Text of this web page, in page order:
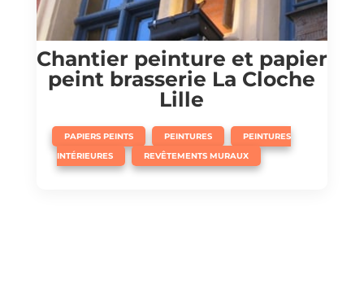
Chantier peinture et papier
peint brasserie La Cloche
Lille
PAPIERS PEINTS
,
PEINTURES
,
PEINTURES
INTÉRIEURES
,
REVÊTEMENTS MURAUX